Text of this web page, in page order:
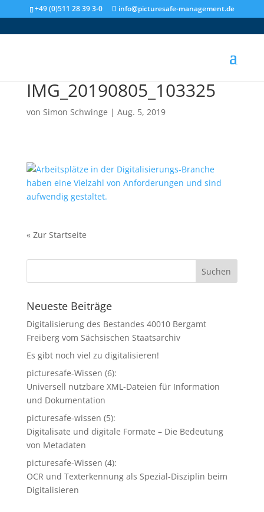
+49 (0)511 28 39 3-0 info@picturesafe-management.de
IMG_20190805_103325
von Simon Schwinge | Aug. 5, 2019
« Zur Startseite
Neueste Beiträge
Digitalisierung des Bestandes 40010 Bergamt
Freiberg vom Sächsischen Staatsarchiv
Es gibt noch viel zu digitalisieren!
picturesafe-Wissen (6):
Universell nutzbare XML-Dateien für Information
und Dokumentation
picturesafe-wissen (5):
Digitalisate und digitale Formate – Die Bedeutung
von Metadaten
picturesafe-Wissen (4):
OCR und Texterkennung als Spezial-Disziplin beim
Digitalisieren